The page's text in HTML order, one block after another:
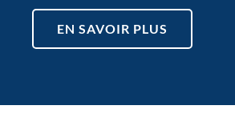
EN SAVOIR PLUS